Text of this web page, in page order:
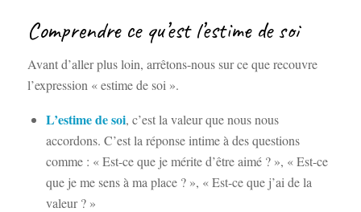
Comprendre ce qu’est l’estime de soi
Avant d’aller plus loin, arrêtons-nous sur ce que recouvre
l’expression « estime de soi ».
L’estime de soi, c’est la valeur que nous nous
accordons. C’est la réponse intime à des questions
comme : « Est-ce que je mérite d’être aimé ? », « Est-ce
que je me sens à ma place ? », « Est-ce que j’ai de la
valeur ? »